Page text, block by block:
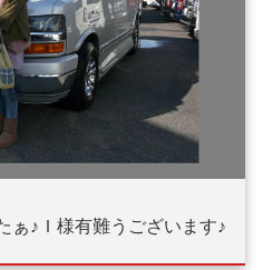
ぁ♪Ｉ様有難うございます♪